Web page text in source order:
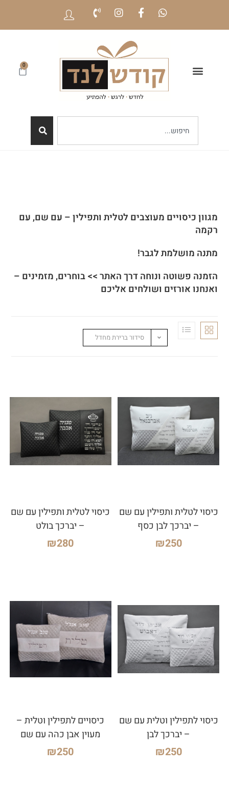
0
מגוון כיסויים מעוצבים לטלית ותפילין – עם שם, עם
רקמה
מתנה מושלמת לגבר!
הזמנה פשוטה ונוחה דרך האתר >> בוחרים, מזמינים –
ואנחנו אורזים ושולחים אליכם
סידור ברירת מחדל
כיסוי לטלית ותפילין עם שם
– יברכך לבן כסף
₪250
כיסוי לטלית ותפילין עם שם
– יברכך בולט
₪280
כיסוי לתפילין וטלית עם שם
– יברכך לבן
₪250
כיסויים לתפילין וטלית –
מעוין אבן כהה עם שם
₪250